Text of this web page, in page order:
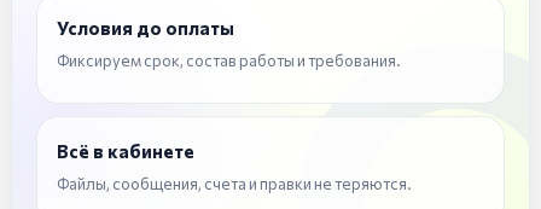
Условия до оплаты
Фиксируем срок, состав работы и требования.
Всё в кабинете
Файлы, сообщения, счета и правки не теряются.